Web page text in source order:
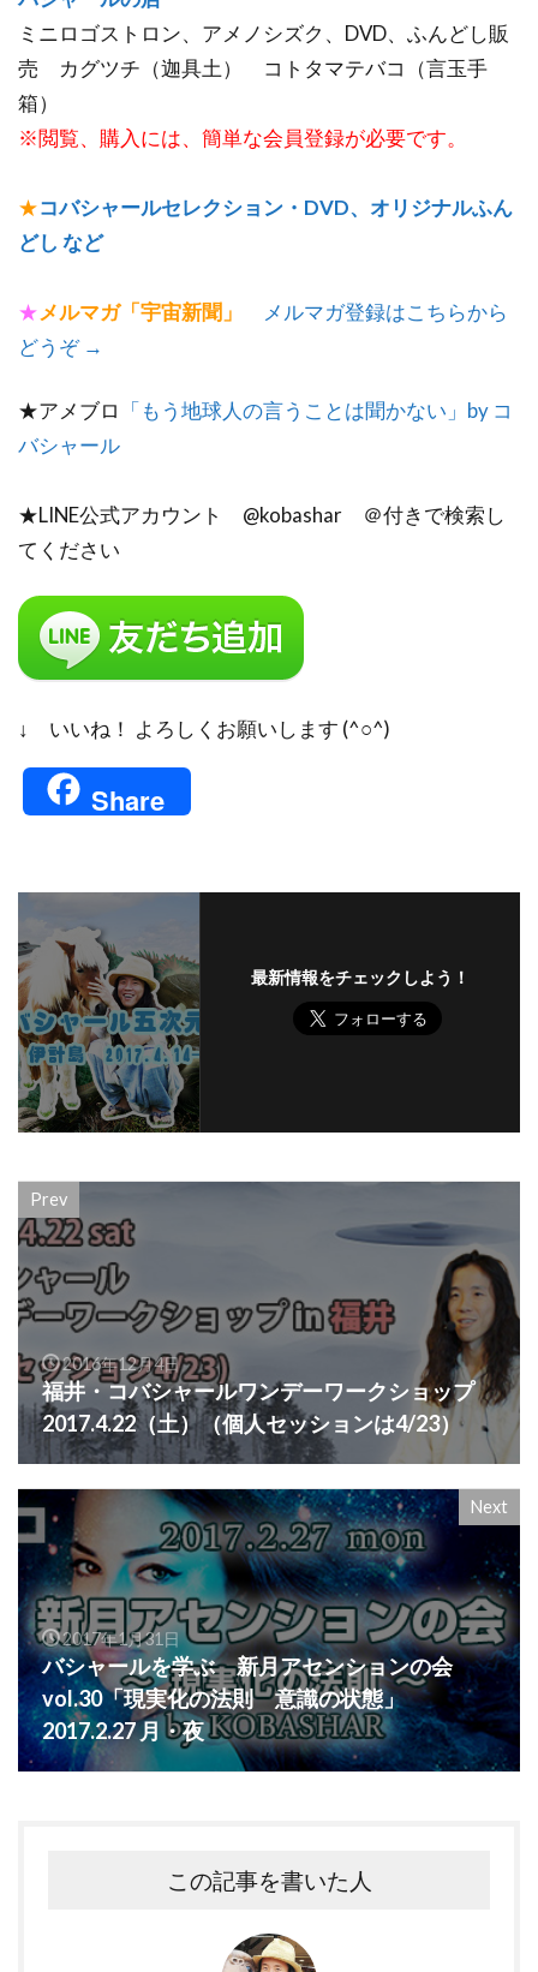
ミニロゴストロン、アメノシズク、DVD、ふんどし販
売 カグツチ（迦具土） コトタマテバコ（言玉手
箱）
※閲覧、購入には、簡単な会員登録が必要です。
★コバシャールセレクション・DVD、オリジナルふん
どし など
★メルマガ「宇宙新聞」
メルマガ登録はこちらから
どうぞ →
★アメブロ
「もう地球人の言うことは聞かない」by コ
バシャール
★LINE公式アカウント @kobashar ＠付きで検索し
てください
↓ いいね！ よろしくお願いします (^○^)
Share
最新情報をチェックしよう！
Prev
2016年12月4日
福井・コバシャールワンデーワークショップ
2017.4.22（土）（個人セッションは4/23）
Next
2017年1月31日
バシャールを学ぶ 新月アセンションの会
vol.30「現実化の法則 意識の状態」
2017.2.27 月・夜
この記事を書いた人